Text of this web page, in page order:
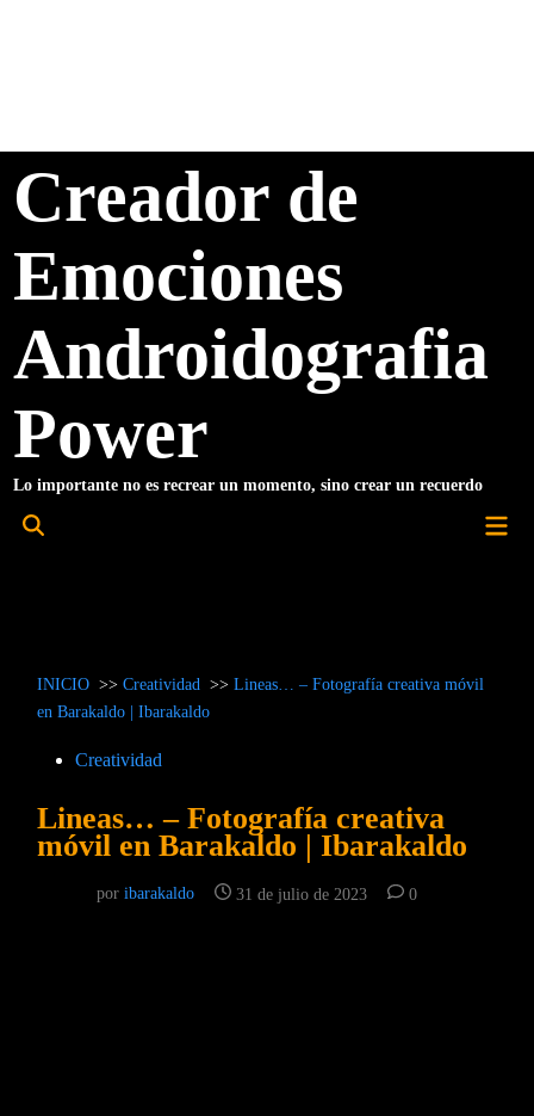
Creador de
Emociones
Androidografia
Power
Lo importante no es recrear un momento, sino crear un recuerdo
Abrir
INICIO >>Creatividad >>Lineas… – Fotografía creativa móvil
en Barakaldo | Ibarakaldo
Publicado
Creatividad
Lineas… – Fotografía creativa
móvil en Barakaldo | Ibarakaldo
poribarakaldo 31 de julio de 2023 0